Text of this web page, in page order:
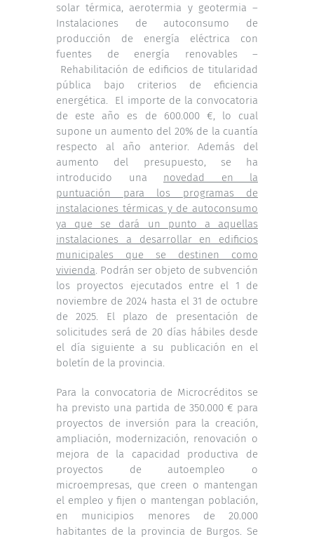
solar térmica, aerotermia y geotermia –
Instalaciones de autoconsumo de
producción de energía eléctrica con
fuentes de energía renovables –
Rehabilitación de edificios de titularidad
pública bajo criterios de eficiencia
energética. El importe de la convocatoria
de este año es de 600.000 €, lo cual
supone un aumento del 20% de la cuantía
respecto al año anterior. Además del
aumento del presupuesto, se ha
introducido una novedad en la
puntuación para los programas de
instalaciones térmicas y de autoconsumo
ya que se dará un punto a aquellas
instalaciones a desarrollar en edificios
municipales que se destinen como
vivienda. Podrán ser objeto de subvención
los proyectos ejecutados entre el 1 de
noviembre de 2024 hasta el 31 de octubre
de 2025. El plazo de presentación de
solicitudes será de 20 días hábiles desde
el día siguiente a su publicación en el
boletín de la provincia.
Para la convocatoria de Microcréditos se
ha previsto una partida de 350.000 € para
proyectos de inversión para la creación,
ampliación, modernización, renovación o
mejora de la capacidad productiva de
proyectos de autoempleo o
microempresas, que creen o mantengan
el empleo y fijen o mantengan población,
en municipios menores de 20.000
habitantes de la provincia de Burgos. Se